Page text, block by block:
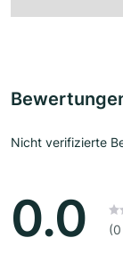
Nicht verifizierte
0.0